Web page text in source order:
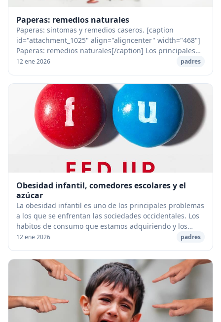
Paperas: remedios naturales
Paperas: sintomas y remedios caseros. [caption
id="attachment_1025" align="aligncenter" width="468"]
Paperas: remedios naturales[/caption] Los principales
síntomas de esta enfermedad son una falta de ...
12 ene 2026 padres
Obesidad infantil, comedores escolares y el
azúcar
La obesidad infantil es uno de los principales problemas
a los que se enfrentan las sociedades occidentales. Los
habitos de consumo que estamos adquiriendo y los
cambios de los comedores escolares "in...
12 ene 2026 padres